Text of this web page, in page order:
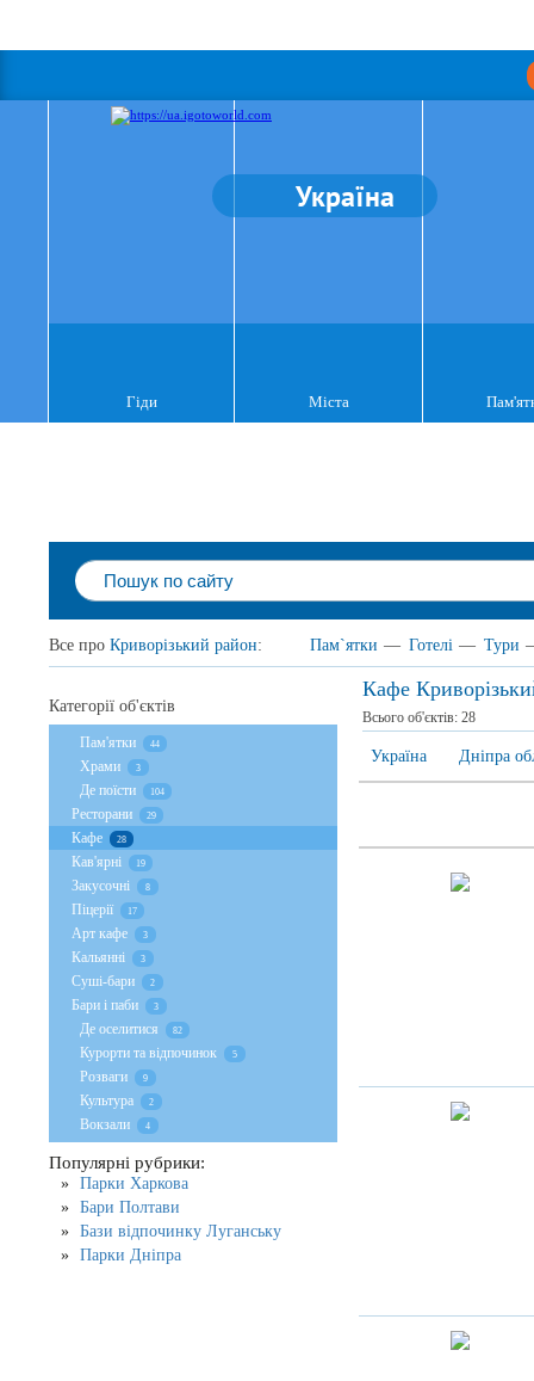
Україна
Гіди Міста
Все про Криворізький район: Пам`ятки — Готелі — Тури
Кафе
Всього об'єктів: 28
Україна Дніпра
Категорії об'єктів
Пам'ятки 44
Храми 3
Де поїсти 104
Ресторани 29
Кафе 28
Кав'ярні 19
Закусочні 8
Піцерії 17
Арт кафе 3
Кальянні 3
Суші-бари 2
Бари і паби 3
Де оселитися 82
Курорти та відпочинок 5
Розваги 9
Культура 2
Вокзали 4
Популярні рубрики:
Парки Харкова
Бари Полтави
Бази відпочинку Луганську
Парки Дніпра